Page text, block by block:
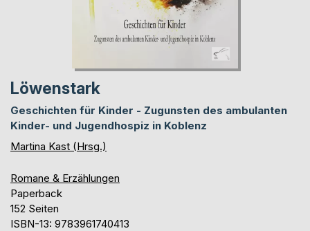
Löwenstark
Geschichten für Kinder - Zugunsten des ambulanten
Kinder- und Jugendhospiz in Koblenz
Martina Kast (Hrsg.)
Romane & Erzählungen
Paperback
152 Seiten
ISBN-13: 9783961740413